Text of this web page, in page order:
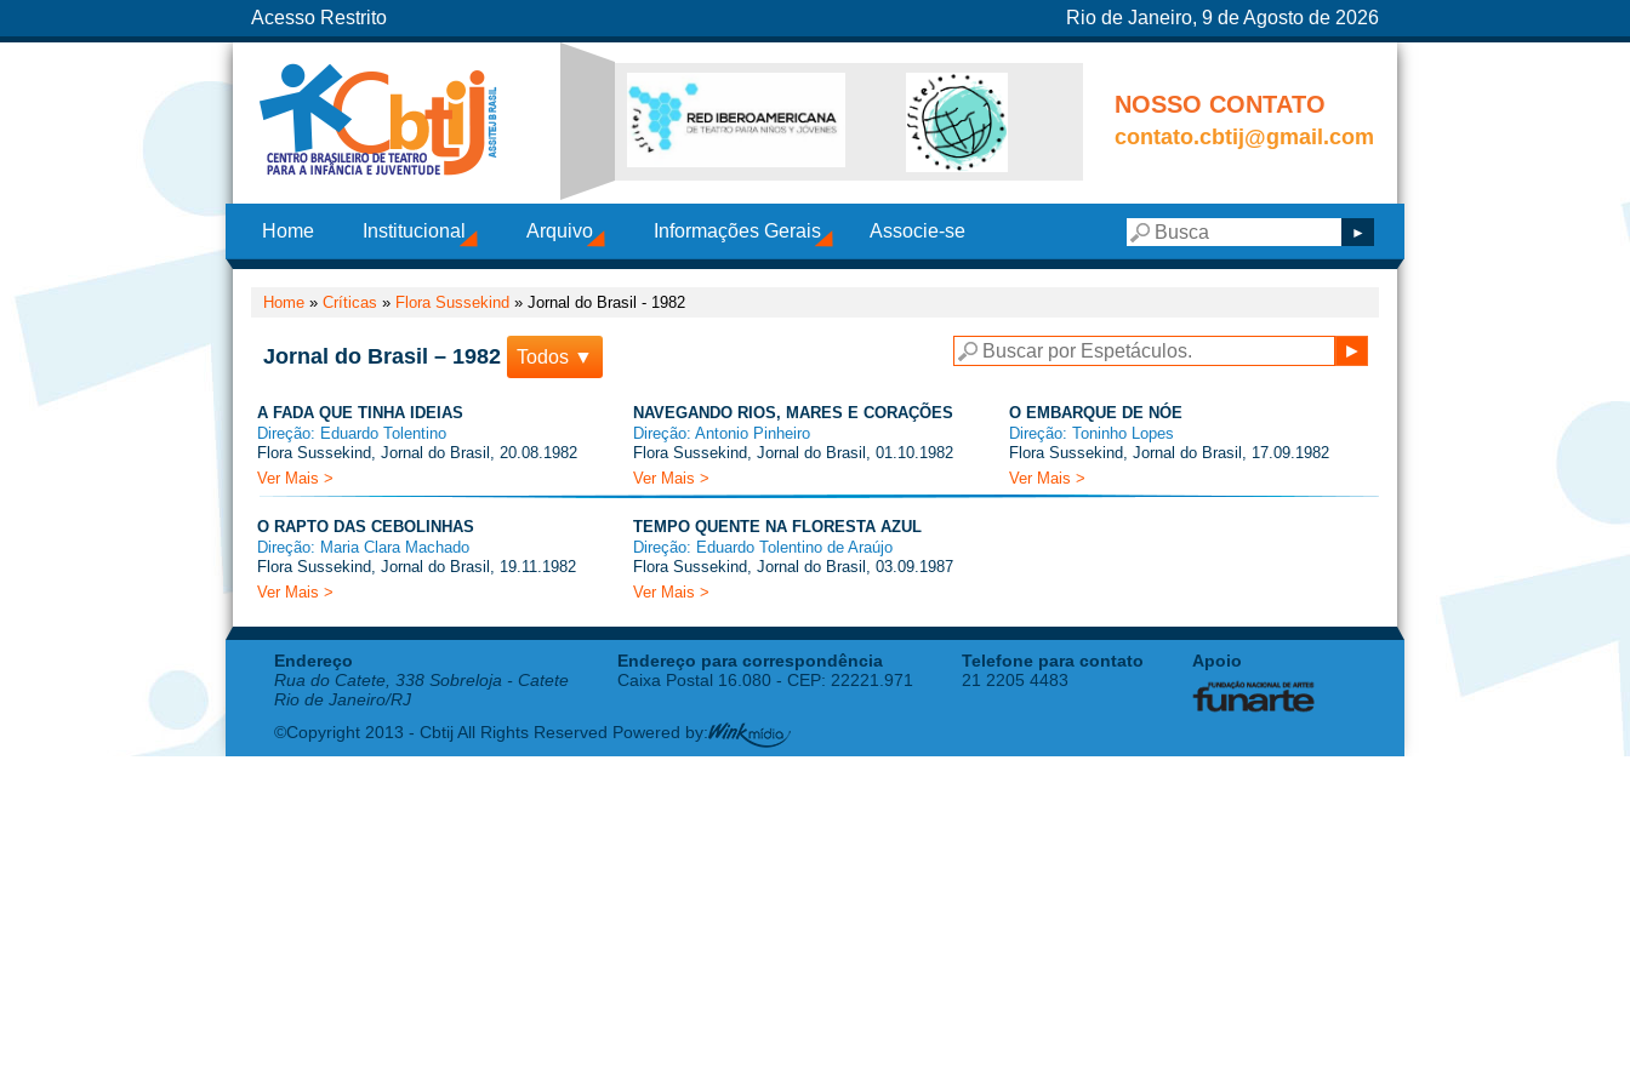
Acesso Restrito Rio de Janeiro, 9 de Agosto de 2026
NOSSO CONTATO
contato.cbtij@gmail.com
Home Institucional Arquivo Informações Gerais Associe-se
Home » Críticas » Flora Sussekind » Jornal do Brasil - 1982
Jornal do Brasil – 1982 Todos ▼
A FADA QUE TINHA IDEIAS
Direção: Eduardo Tolentino
Flora Sussekind, Jornal do Brasil, 20.08.1982
Ver Mais >
NAVEGANDO RIOS, MARES E CORAÇÕES
Direção: Antonio Pinheiro
Flora Sussekind, Jornal do Brasil, 01.10.1982
Ver Mais >
O EMBARQUE DE NÓE
Direção: Toninho Lopes
Flora Sussekind, Jornal do Brasil, 17.09.1982
Ver Mais >
O RAPTO DAS CEBOLINHAS
Direção: Maria Clara Machado
Flora Sussekind, Jornal do Brasil, 19.11.1982
Ver Mais >
TEMPO QUENTE NA FLORESTA AZUL
Direção: Eduardo Tolentino de Araújo
Flora Sussekind, Jornal do Brasil, 03.09.1987
Ver Mais >
Endereço
Rua do Catete, 338 Sobreloja - Catete
Rio de Janeiro/RJ
Endereço para correspondência
Caixa Postal 16.080 - CEP: 22221.971
Telefone para contato
21 2205 4483
Apoio
©Copyright 2013 - Cbtij All Rights Reserved Powered by: